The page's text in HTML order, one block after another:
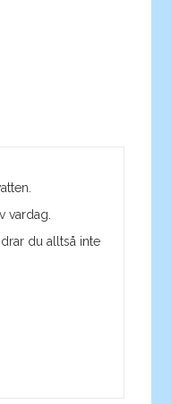
vardag.
du alltså inte